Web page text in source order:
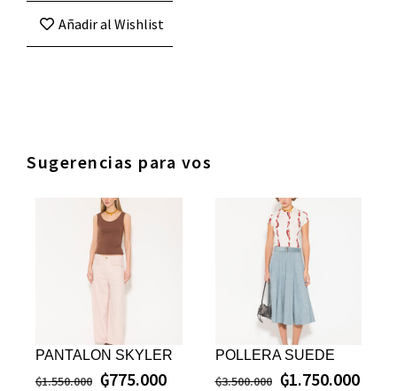
Añadir al Wishlist
Sugerencias para vos
PANTALON SKYLER
₲1.550.000 ₲775.000
POLLERA SUEDE
₲3.500.000 ₲1.750.000